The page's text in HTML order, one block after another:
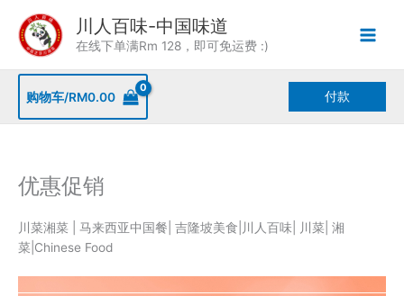
content
川人百味-中国味道
在线下单满Rm 128，即可免运费 :)
购物车/RM0.00 付款
优惠促销
川菜湘菜 | 马来西亚中国餐| 吉隆坡美食|川人百味| 川菜| 湘
菜|Chinese Food